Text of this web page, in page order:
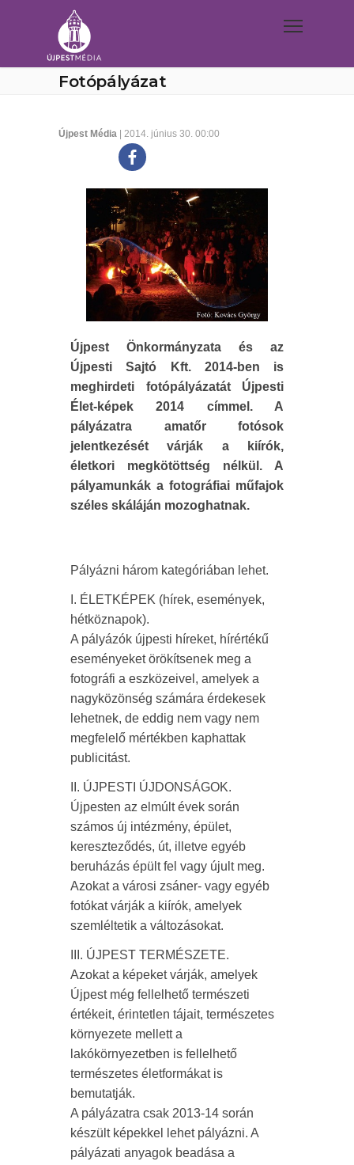
Fotópályázat
Újpest Média | 2014. június 30. 00:00
Újpest Önkormányzata és az
Újpesti Sajtó Kft. 2014-ben is
meghirdeti fotópályázatát Újpesti
Élet-képek 2014 címmel. A
pályázatra amatőr fotósok
jelentkezését várják a kiírók,
életkori megkötöttség nélkül. A
pályamunkák a fotográfiai műfajok
széles skáláján mozoghatnak.
Pályázni három kategóriában lehet.
I. ÉLETKÉPEK (hírek, események,
hétköznapok).
A pályázók újpesti híreket, hírértékű
eseményeket örökítsenek meg a
fotográfi a eszközeivel, amelyek a
nagyközönség számára érdekesek
lehetnek, de eddig nem vagy nem
megfelelő mértékben kaphattak
publicitást.
II. ÚJPESTI ÚJDONSÁGOK.
Újpesten az elmúlt évek során
számos új intézmény, épület,
kereszteződés, út, illetve egyéb
beruházás épült fel vagy újult meg.
Azokat a városi zsáner- vagy egyéb
fotókat várják a kiírók, amelyek
szemléltetik a változásokat.
III. ÚJPEST TERMÉSZETE.
Azokat a képeket várják, amelyek
Újpest még fellelhető természeti
értékeit, érintetlen tájait, természetes
környezete mellett a
lakókörnyezetben is fellelhető
természetes életformákat is
bemutatják.
A pályázatra csak 2013-14 során
készült képekkel lehet pályázni. A
pályázati anyagok beadása a